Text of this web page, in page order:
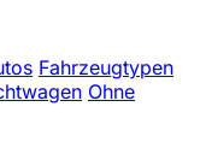
Fahrzeugtypen
Ohne